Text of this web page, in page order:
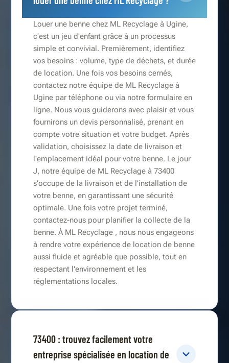
Louer une benne chez ML Recyclage à Ugine,
c'est un jeu d'enfant grâce à un processus
simple et convivial. Premièrement, identifiez
vos besoins : volume, type de déchets, et durée
de location. Une fois vos besoins cernés,
contactez notre équipe de ML Recyclage à
Ugine par téléphone ou via notre formulaire en
ligne. Nous vous guiderons avec plaisir et vous
fournirons un devis personnalisé, prenant en
compte votre situation et votre budget. Après
validation, choisissez la date de livraison et
l'emplacement idéal pour votre benne. Le jour
J, notre équipe de ML Recyclage à 73400
s'occupe de la livraison et de l'installation de
votre benne, en garantissant une sécurité
optimale. Une fois votre projet terminé,
contactez-nous pour planifier la collecte de la
benne. À ML Recyclage , nous nous engageons
à rendre votre expérience de location de benne
aussi fluide et agréable que possible, tout en
respectant l'environnement et les
réglementations locales.
73400 : trouvez facilement votre
entreprise spécialisée en location de